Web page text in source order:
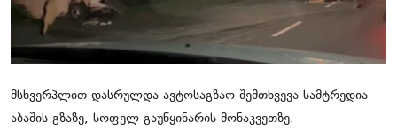
ჩვენს შესახებ
ყვითელი პრესა
საკითხავი
მსხვერპლით დასრულდა ავტოსაგზაო შემთხვევა სამტრედია-
აბაშის გზაზე, სოფელ გაუწყინარის მონაკვეთზე.